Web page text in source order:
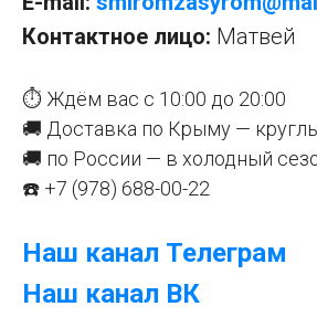
Контактное лицо: Матвей
⏱️ Ждём вас с 10:00 до 20:00
🚚 Доставка по Крыму —
🚚 по России — в холодный
☎️ +7 (978) 688-00-22
Наш канал Телеграм
Наш канал ВК